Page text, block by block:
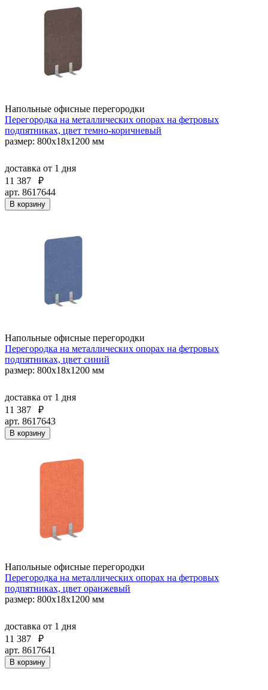
Напольные офисные перегородки
Перегородка на металлических опорах на фетровых
подпятниках, цвет темно-коричневый
размер: 800x18x1200 мм
доставка от 1 дня
11 387
₽
арт. 8617644
В корзину
Напольные офисные перегородки
Перегородка на металлических опорах на фетровых
подпятниках, цвет синий
размер: 800x18x1200 мм
доставка от 1 дня
11 387
₽
арт. 8617643
В корзину
Напольные офисные перегородки
Перегородка на металлических опорах на фетровых
подпятниках, цвет оранжевый
размер: 800x18x1200 мм
доставка от 1 дня
11 387
₽
арт. 8617641
В корзину